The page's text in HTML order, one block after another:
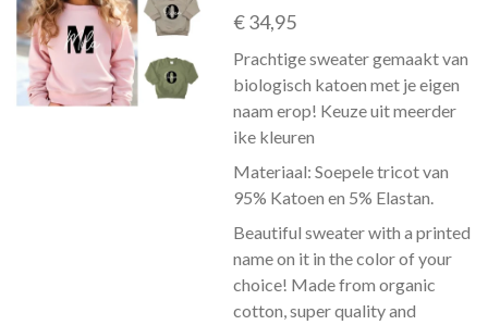
€ 34,95
Prachtige sweater gemaakt van
biologisch katoen met je eigen
naam erop! Keuze uit meerder
ike kleuren
Materiaal: Soepele tricot van
95% Katoen en 5% Elastan.
Beautiful sweater with a printed
name on it in the color of your
choice! Made from organic
cotton, super quality and